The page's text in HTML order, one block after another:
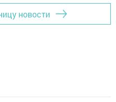
новости